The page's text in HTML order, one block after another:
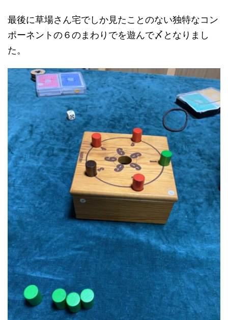
最後に草場さん宅でしか見たことのない独特なコン
ポーネントの６のまわりでを遊んで〆となりまし
た。